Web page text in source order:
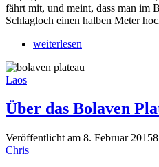
fährt mit, und meint, dass man im
Schlagloch einen halben Meter
weiterlesen
Laos
Über das Bolaven
Veröffentlicht am 8. Februar 2015
Chris